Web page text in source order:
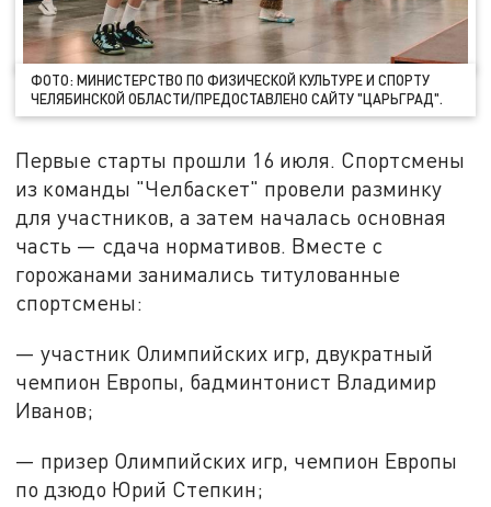
ФОТО: МИНИСТЕРСТВО ПО ФИЗИЧЕСКОЙ КУЛЬТУРЕ И СПОРТУ
ЧЕЛЯБИНСКОЙ ОБЛАСТИ/ПРЕДОСТАВЛЕНО САЙТУ "ЦАРЬГРАД".
Первые старты прошли 16 июля. Спортсмены
из команды "Челбаскет" провели разминку
для участников, а затем началась основная
часть — сдача нормативов. Вместе с
горожанами занимались титулованные
спортсмены:
— участник Олимпийских игр, двукратный
чемпион Европы, бадминтонист Владимир
Иванов;
— призер Олимпийских игр, чемпион Европы
по дзюдо Юрий Степкин;